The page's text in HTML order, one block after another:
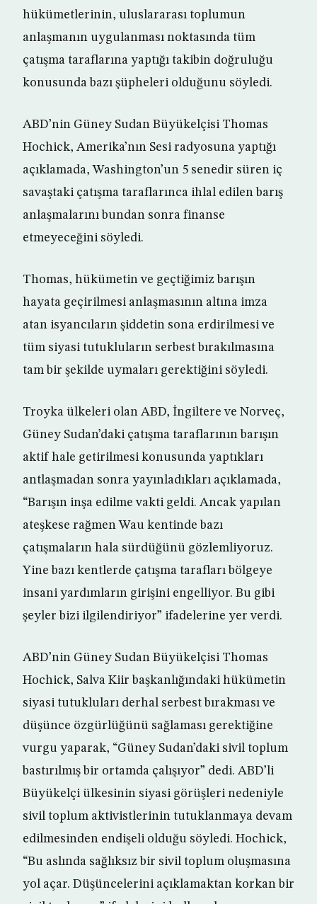
hükümetlerinin, uluslararası toplumun
anlaşmanın uygulanması noktasında tüm
çatışma taraflarına yaptığı takibin doğruluğu
konusunda bazı şüpheleri olduğunu söyledi.
ABD’nin Güney Sudan Büyükelçisi Thomas
Hochick, Amerika’nın Sesi radyosuna yaptığı
açıklamada, Washington’un 5 senedir süren iç
savaştaki çatışma taraflarınca ihlal edilen barış
anlaşmalarını bundan sonra finanse
etmeyeceğini söyledi.
Thomas, hükümetin ve geçtiğimiz barışın
hayata geçirilmesi anlaşmasının altına imza
atan isyancıların şiddetin sona erdirilmesi ve
tüm siyasi tutukluların serbest bırakılmasına
tam bir şekilde uymaları gerektiğini söyledi.
Troyka ülkeleri olan ABD, İngiltere ve Norveç,
Güney Sudan’daki çatışma taraflarının barışın
aktif hale getirilmesi konusunda yaptıkları
antlaşmadan sonra yayınladıkları açıklamada,
“Barışın inşa edilme vakti geldi. Ancak yapılan
ateşkese rağmen Wau kentinde bazı
çatışmaların hala sürdüğünü gözlemliyoruz.
Yine bazı kentlerde çatışma tarafları bölgeye
insani yardımların girişini engelliyor. Bu gibi
şeyler bizi ilgilendiriyor” ifadelerine yer verdi.
ABD’nin Güney Sudan Büyükelçisi Thomas
Hochick, Salva Kiir başkanlığındaki hükümetin
siyasi tutukluları derhal serbest bırakması ve
düşünce özgürlüğünü sağlaması gerektiğine
vurgu yaparak, “Güney Sudan’daki sivil toplum
bastırılmış bir ortamda çalışıyor” dedi. ABD’li
Büyükelçi ülkesinin siyasi görüşleri nedeniyle
sivil toplum aktivistlerinin tutuklanmaya devam
edilmesinden endişeli olduğu söyledi. Hochick,
“Bu aslında sağlıksız bir sivil toplum oluşmasına
yol açar. Düşüncelerini açıklamaktan korkan bir